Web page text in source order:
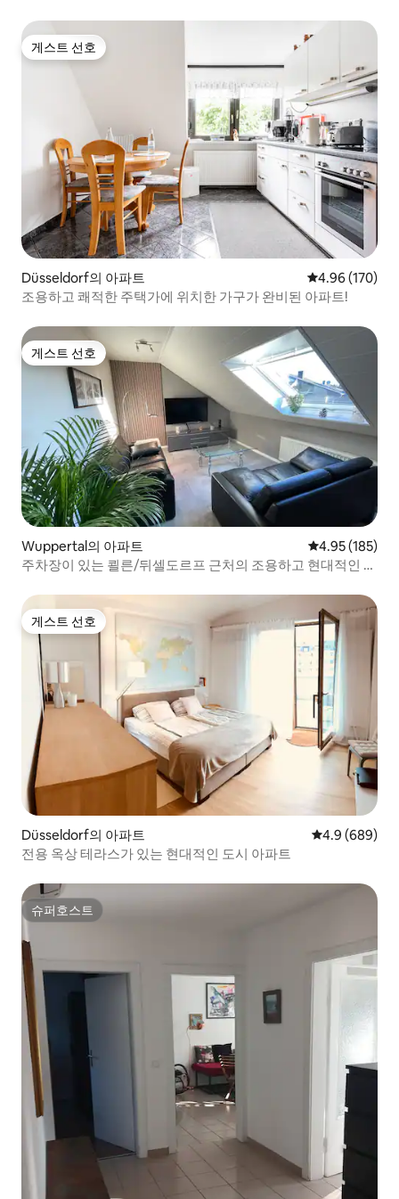
게스트 선호
게스트 선호
Düsseldorf의 아파트 평점 4.96점(5
4.96 (170)
조용하고 쾌적한 주택가에 위치한 가구가 완비된 아파트!
게스트 선호
게스트 선호
Wuppertal의 아파트 평점 4.95점(5
4.95 (185)
주차장이 있는 쾰른/뒤셀도르프 근처의 조용하고 현대적인 숙
게스트 선호
게스트 선호
Düsseldorf의 아파트 평점 4.9점(5
4.9 (689)
전용 옥상 테라스가 있는 현대적인 도시 아파트
슈퍼호스트
슈퍼호스트